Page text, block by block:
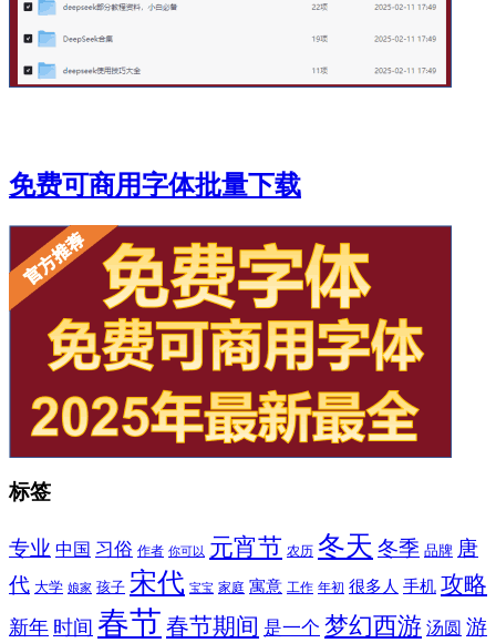
免费可商用字体批量下载
标签
专业 中国 习俗 作者 你可以 元宵节 农历 冬天 冬季 品牌 唐
代 大学 娘家 孩子 宋代 宝宝 家庭 寓意 工作 年初 很多人 手机 攻略
新年 时间 春节 春节期间 是一个 梦幻西游 汤圆 游